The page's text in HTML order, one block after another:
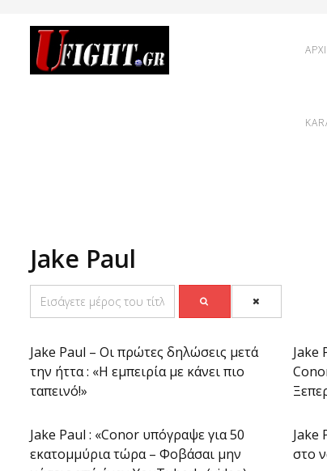
Jake Paul
Jake Paul – Οι πρώτες δηλώσεις μετά
την ήττα : «Η εμπειρία με κάνει πιο
ταπεινό!»
Jake
Jake Paul : «Conor υπόγραψε για 50
εκατομμύρια τώρα – Φοβάσαι μην
Jake
στο